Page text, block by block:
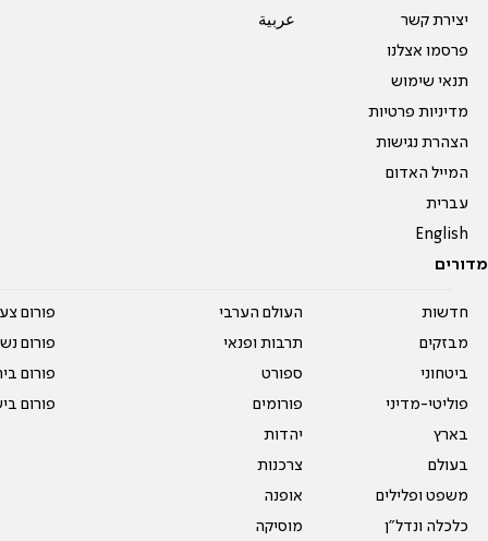
יצירת קשר
פרסמו אצלנו
תנאי שימוש
מדיניות פרטיות
הצהרת נגישות
המייל האדום
עברית
English
عربية
מדורים
חדשות
מבזקים
ביטחוני
פוליטי-מדיני
בארץ
בעולם
משפט ופלילים
כלכלה ונדל"ן
העולם הערבי
תרבות ופנאי
ספורט
פורומים
יהדות
צרכנות
אופנה
מוסיקה
פורום
פורום
פורום
פורום